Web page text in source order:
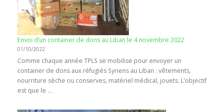
Envoi d’un container de dons au Liban le 4 novembre 2022
01/10/2022
Comme chaque année TPLS se mobilise pour envoyer un
container de dons aux réfugiés Syriens au Liban : vêtements,
nourriture sèche ou conserves, matériel médical, jouets. L’objectif
est que le …